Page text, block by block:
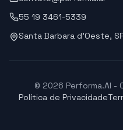
55 19 3461-5339
Santa Barbara d'Oeste,
© 2026 Performa.AI -
Política de Privacidade